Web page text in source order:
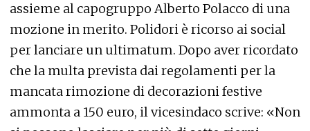
assieme al capogruppo Alberto Polacco di una
mozione in merito. Polidori è ricorso ai social
per lanciare un ultimatum. Dopo aver ricordato
che la multa prevista dai regolamenti per la
mancata rimozione di decorazioni festive
ammonta a 150 euro, il vicesindaco scrive: «Non